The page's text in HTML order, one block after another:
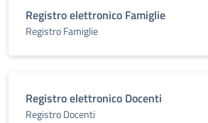
Registro elettronico Famiglie
Registro Famiglie
Registro elettronico Docenti
Registro Docenti